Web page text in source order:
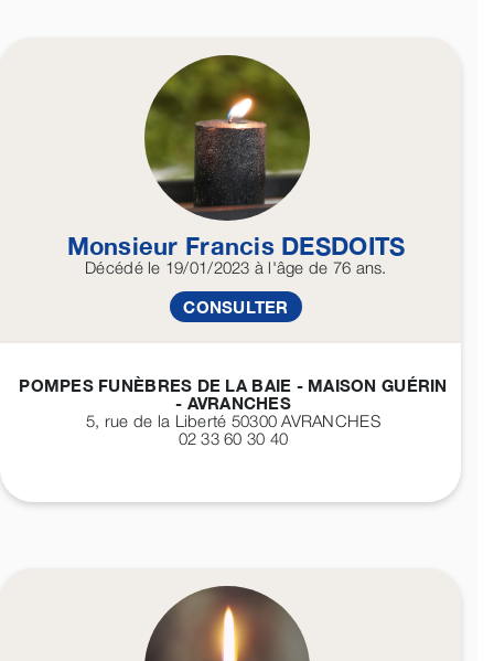
Monsieur Francis DESDOITS
Décédéle 19/01/2023 à l'âge de 76 ans.
CONSULTER
POMPES FUNÈBRES DE LA BAIE - MAISON GUÉRIN
- AVRANCHES
5, rue de la Liberté 50300AVRANCHES
02 33 60 30 40